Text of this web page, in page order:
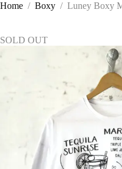
Home / Boxy / Luney Boxy
SOLD OUT